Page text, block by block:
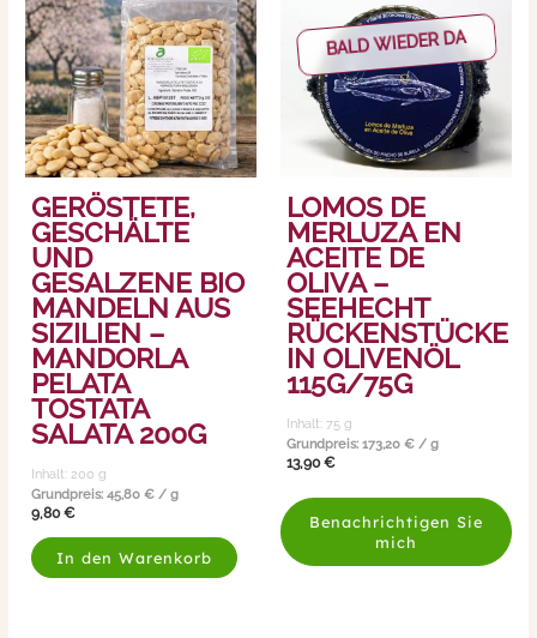
GERÖSTETE,
GESCHÄLTE
UND
GESALZENE BIO
MANDELN AUS
SIZILIEN –
MANDORLA
PELATA
TOSTATA
SALATA 200G
Inhalt: 200g
Grundpreis:45,80€ /g
9,80€
In den Warenkorb
BALD WIEDER DA
LOMOS DE
MERLUZA EN
ACEITE DE
OLIVA –
SEEHECHT
RÜCKENSTÜCKE
IN OLIVENÖL
115G/75G
Inhalt: 75 g
Grundpreis: 173,20 € / g
13,90€
Benachrichtigen Sie
mich